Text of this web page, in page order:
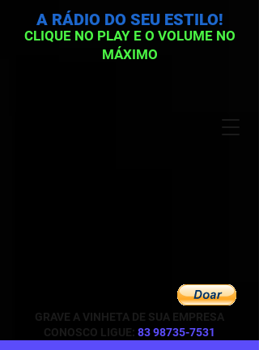
GRAVE A VINHETA DE SUA EMPRESA
CONOSCO LIGUE: 83 98735-7531
CLIQUE NO PLAY E O VOLUME NO
MÁXIMO
A RÁDIO DO SEU ESTILO!